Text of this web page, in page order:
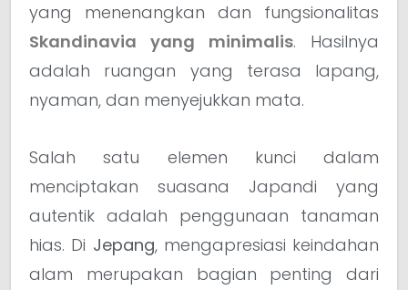
yang menenangkan dan fungsionalitas
Skandinavia yang minimalis. Hasilnya
adalah ruangan yang terasa lapang,
nyaman, dan menyejukkan mata.
Salah satu elemen kunci dalam
menciptakan suasana Japandi yang
autentik adalah penggunaan tanaman
hias. Di Jepang, mengapresiasi keindahan
alam merupakan bagian penting dari